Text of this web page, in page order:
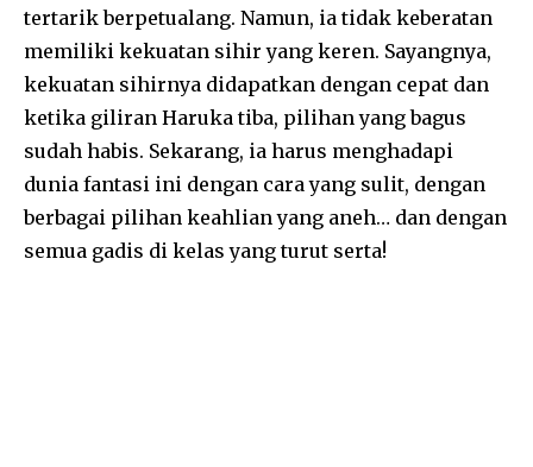
tertarik berpetualang. Namun, ia tidak keberatan
memiliki kekuatan sihir yang keren. Sayangnya,
kekuatan sihirnya didapatkan dengan cepat dan
ketika giliran Haruka tiba, pilihan yang bagus
sudah habis. Sekarang, ia harus menghadapi
dunia fantasi ini dengan cara yang sulit, dengan
berbagai pilihan keahlian yang aneh… dan dengan
semua gadis di kelas yang turut serta!